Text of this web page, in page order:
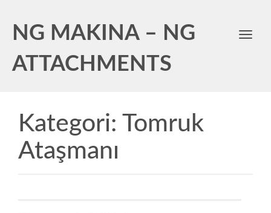
NG MAKINA – NG
ATTACHMENTS
Toggle
Kategori: Tomruk
Ataşmanı